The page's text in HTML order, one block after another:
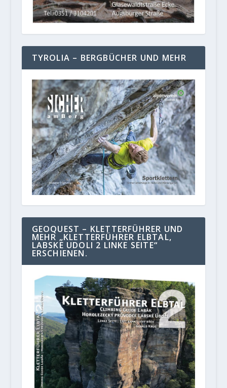
TYROLIA – BERGBÜCHER UND MEHR
GEOQUEST – KLETTERFÜHRER UND
MEHR „KLETTERFÜHRER ELBTAL,
LABSKE UDOLI 2 LINKE SEITE“
ERSCHIENEN.